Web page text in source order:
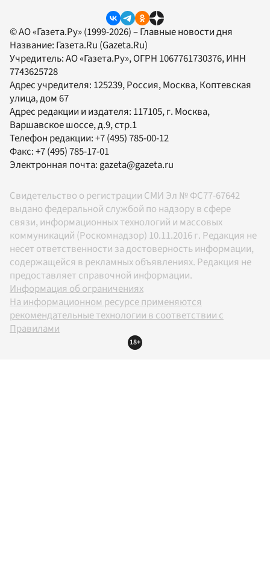
© АО «Газета.Ру» (1999-2026) – Главные новости дня
Название: Газета.Ru (Gazeta.Ru)
Учредитель:АО «Газета.Ру», ОГРН 1067761730376, ИНН
7743625728
Адрес учредителя: 125239, Россия, Москва, Коптевская
улица, дом 67
Адрес редакции и издателя: 117105, г. Москва,
Варшавское шоссе, д.9, стр.1
Телефон редакции:+7 (495) 785-00-12
Факс:+7 (495) 785-17-01
Электронная почта:gazeta@gazeta.ru
Свидетельство о регистрации СМИ Эл № ФС77-67642
выдано федеральной службой по надзору в сфере
связи, информационных технологий и массовых
коммуникаций (Роскомнадзор) 10.11.2016 г. Редакция не
несет ответственности за достоверность информации,
содержащейся в рекламных объявлениях. Редакция не
предоставляет справочной информации.
Информация об ограничениях
На информационном ресурсе применяются
рекомендательные технологии в соответствии с
Правилами
18+